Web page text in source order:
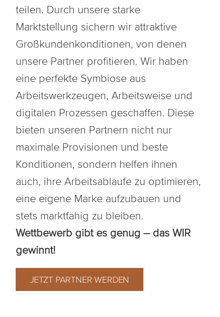
teilen. Durch unsere starke
Marktstellung sichern wir attraktive
Großkundenkonditionen, von denen
unsere Partner profitieren. Wir haben
eine perfekte Symbiose aus
Arbeitswerkzeugen, Arbeitsweise und
digitalen Prozessen geschaffen. Diese
bieten unseren Partnern nicht nur
maximale Provisionen und beste
Konditionen, sondern helfen ihnen
auch, ihre Arbeitsabläufe zu optimieren,
eine eigene Marke aufzubauen und
stets marktfähig zu bleiben.
Wettbewerb gibt es genug – das WIR
gewinnt!
JETZT PARTNER WERDEN